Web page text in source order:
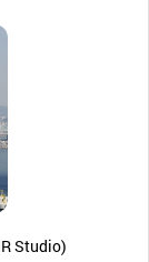
Studio)